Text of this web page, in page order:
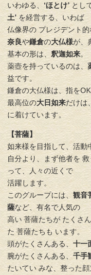
いわゆる、 ‘ほとけ’とし
土’ を経営する、いわば
仏像界の プレジデント的
奈良や鎌倉の大仏様が、
基本の形は、 釈迦如来。
薬壺を持っているのは、
益です。
鎌倉の大仏様は、指を
最高位の大日如来だけは
に着けています。
【菩薩】
如来様を目指して、活動
自分より、まず他者を 救
って、人々の近くで
活躍します。
このグループには、観音
薩など、有名で人気の
高い 菩薩たちが たくさ
た 菩薩たちも います。
頭がたくさんある、十一
腕がたくさんある、千手
たいてい みな、整った